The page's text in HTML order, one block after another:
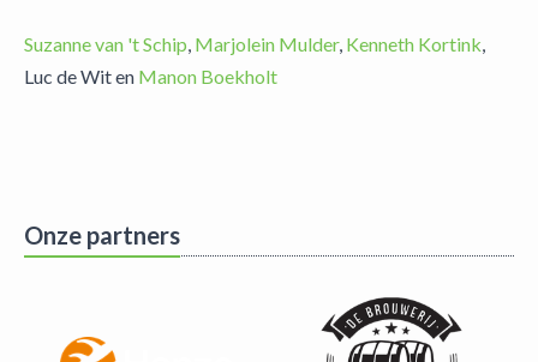
Suzanne van 't Schip, Marjolein Mulder, Kenneth Kortink,
Luc de Wit en Manon Boekholt
Onze partners